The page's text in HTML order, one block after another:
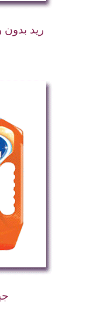
ريد بدون